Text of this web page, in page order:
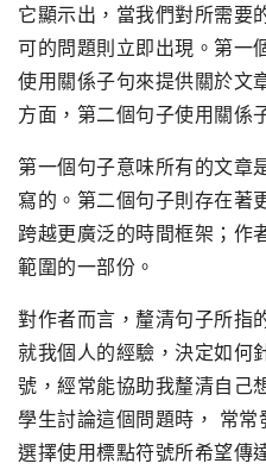
它顯示出，當我們對所需要
可的問題則立即出現。第一
使用關係子句來提供關於文
方面，第二個句子使用關係
第一個句子意味所有的文章
寫的。第二個句子則存在著
跨越更廣泛的時間框架；作
範圍的一部份。
對作者而言，釐清句子所指
就我個人的經驗，決定如何
號，經常能協助我釐清自己
學生討論這個問題時， 常
選擇使用標點符號所希望傳